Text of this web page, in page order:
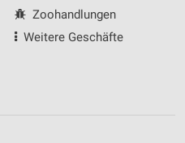
Zoohandlungen
Weitere Geschäfte